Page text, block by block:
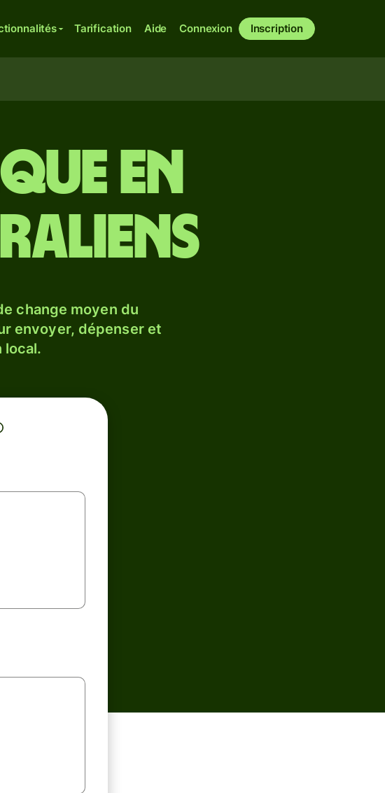
Tarification Aide Connexion Inscription
en
change moyen du
envoyer, dépenser et
local.